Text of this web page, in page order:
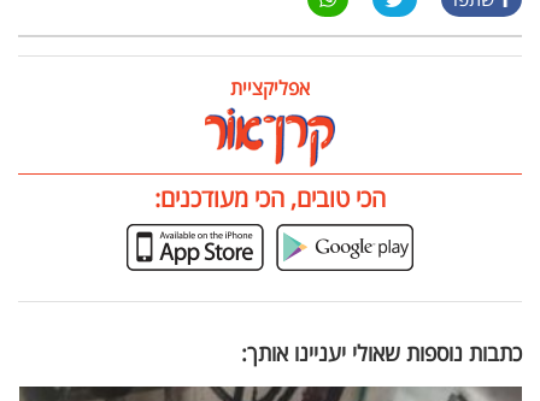
אפליקציית
הכי טובים, הכי מעודכנים:
כתבות נוספות שאולי יעניינו אותך: